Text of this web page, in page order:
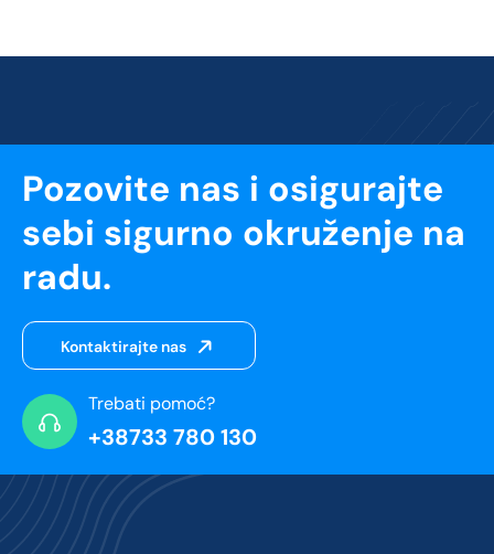
Pozovite nas i osigurajte
sebi sigurno okruženje na
radu.
Kontaktirajte nas
Trebati pomoć?
+38733 780 130